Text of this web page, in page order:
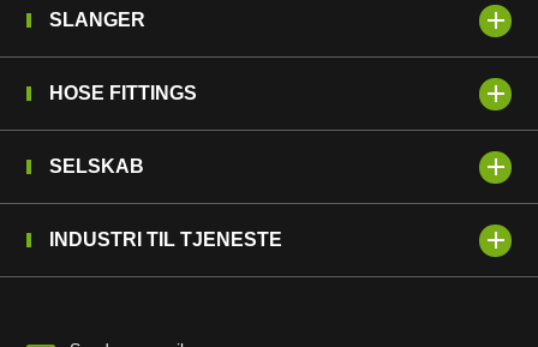
SLANGER
HOSE FITTINGS
SELSKAB
INDUSTRI TIL TJENESTE